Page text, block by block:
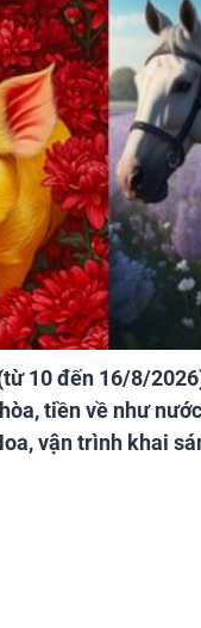
10 đến 16/8/
tiền về như
vận trình khai